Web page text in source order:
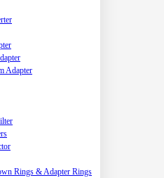
Adapter
Rings & Adapter Rings